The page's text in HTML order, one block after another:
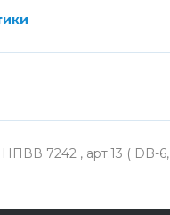
7242 , арт.13 ( DB-